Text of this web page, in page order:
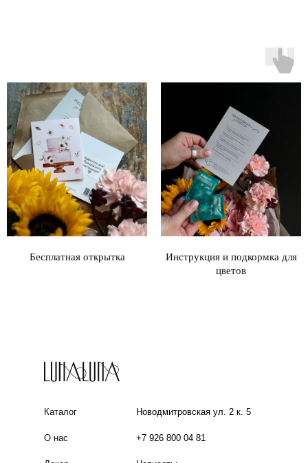
Бесплатная открытка
Инструкция и подкормка для
цветов
Каталог
О нас
Новодмитровская ул. 2 к. 5
+7 926 800 04 81